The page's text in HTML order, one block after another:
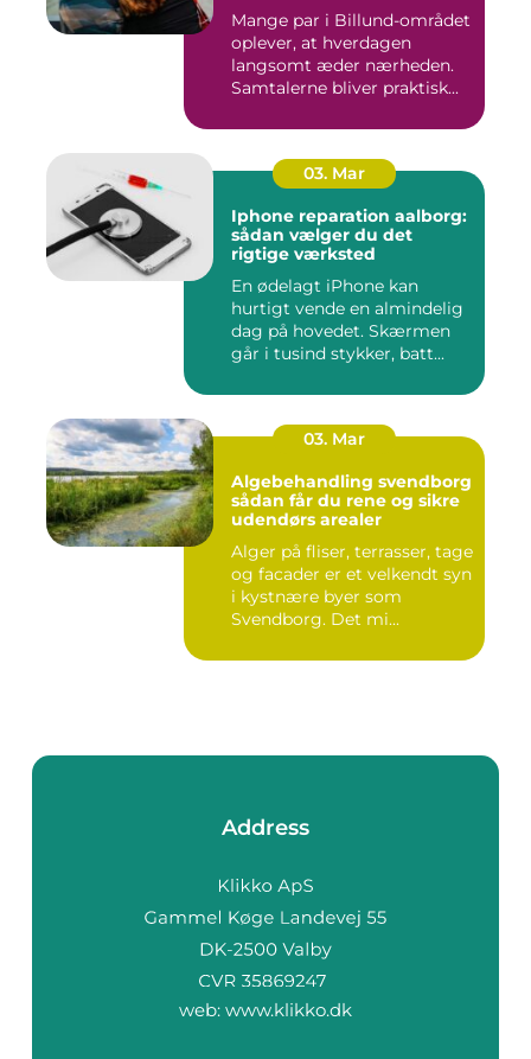
Mange par i Billund-området
oplever, at hverdagen
langsomt æder nærheden.
Samtalerne bliver praktisk...
03. Mar
Iphone reparation aalborg:
sådan vælger du det
rigtige værksted
En ødelagt iPhone kan
hurtigt vende en almindelig
dag på hovedet. Skærmen
går i tusind stykker, batt...
03. Mar
Algebehandling svendborg
sådan får du rene og sikre
udendørs arealer
Alger på fliser, terrasser, tage
og facader er et velkendt syn
i kystnære byer som
Svendborg. Det mi...
Address
web: www.klikko.dk